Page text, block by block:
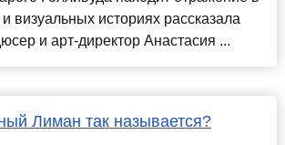
визуальных историях рассказала
и арт-директор Анастасия ...
Лиман так называется?